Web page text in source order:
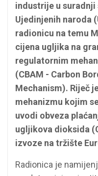
industrije u
Ujedinjenih naroda
radionicu na temu
cijena ugljika na
regulatornim
(CBAM - Carbon
Mechanism). Riječ
mehanizmu kojim
uvodi obveza
ugljikova dioksida
izvoze na tržište
Radionica je